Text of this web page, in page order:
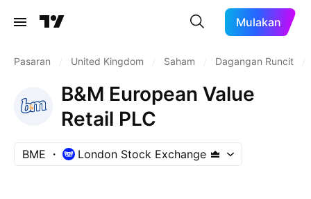
Mulakan
Pasaran United Kingdom Saham Dagangan Runcit
B&M European Value
Retail PLC
BME London Stock Exchange